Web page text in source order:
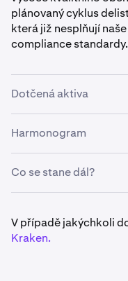
plánovaný cyklus
která již nesplňují
compliance standardy.
Dotčená aktiva
Následující aktiva jsou
LUNA2, NODL, PDA,
BRICK.
Harmonogram
• 12. prosince 2025:
uvedená aktiva
14:00 UTC.
Co se stane dál?
Obchodování a
pozastavenyod
V případě jakýchkoli
Kraken.